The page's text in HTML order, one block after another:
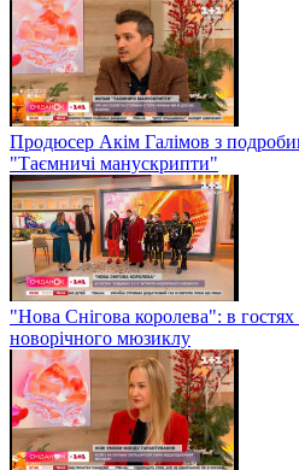
Продюсер Акім Галімов з
"Таємничі манускрипти"
"Нова Снігова королева": в
новорічного мюзиклу